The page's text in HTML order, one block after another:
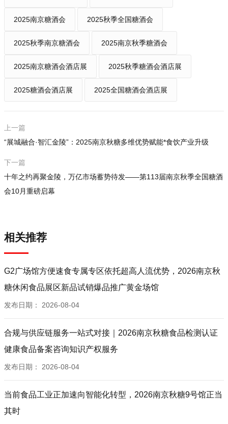
2025南京糖酒会 2025秋季全国糖酒会
2025秋季南京糖酒会 2025南京秋季糖酒会
2025南京糖酒会酒店展 2025秋季糖酒会酒店展
2025糖酒会酒店展 2025全国糖酒会酒店展
上一篇
​​“展城融合·智汇金陵”​​：2025南京秋糖多维优势赋能*食饮产业升级
下一篇
十年之约再聚金陵，万亿市场蓄势待发——第113届南京秋季全国糖酒
会10月重磅启幕
相关推荐
G2广场馆方便速食专属专区依托超高人流优势，2026南京秋
糖休闲食品展区新品试销爆品推广黄金场馆
发布日期： 2026-08-04
合规与供应链服务一站式对接｜2026南京秋糖食品检测认证
健康食品备案咨询知识产权服务
发布日期： 2026-08-04
当前食品工业正加速向智能化转型，2026南京秋糖9号馆正当
其时